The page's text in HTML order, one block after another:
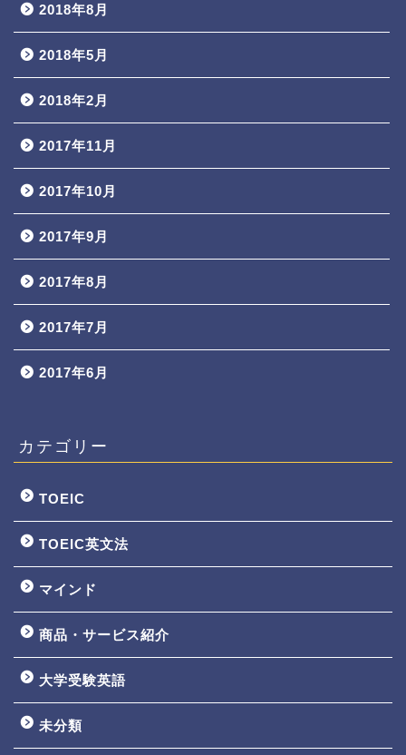
2018年8月
2018年5月
2018年2月
2017年11月
2017年10月
2017年9月
2017年8月
2017年7月
2017年6月
カテゴリー
TOEIC
TOEIC英文法
マインド
商品・サービス紹介
大学受験英語
未分類
TOEIC3ヵ月で800点講座